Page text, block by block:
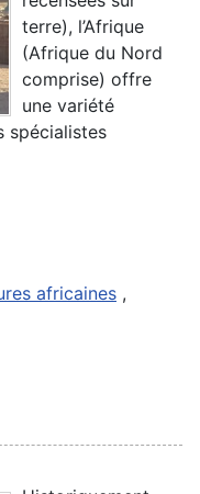
terre), l’Afrique
(Afrique du Nord
comprise) offre
une variété
spécialistes
africaines ,